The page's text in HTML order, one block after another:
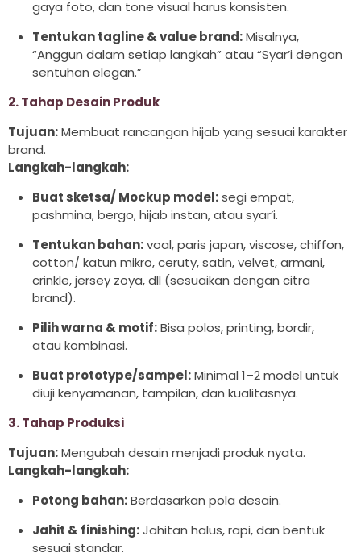
gaya foto, dan tone visual harus konsisten.
Tentukan tagline & value brand:Misalnya,
“Anggun dalam setiap langkah” atau “Syar’i dengan
sentuhan elegan.”
2. Tahap Desain Produk
Tujuan:Membuat rancangan hijab yang sesuai karakter
brand.
Langkah-langkah:
Buat sketsa/ Mockup model:segi empat,
pashmina, bergo, hijab instan, atau syar’i.
Tentukan bahan:voal, paris japan, viscose, chiffon,
cotton/ katun mikro, ceruty, satin, velvet, armani,
crinkle, jersey zoya, dll (sesuaikan dengan citra
brand).
Pilih warna & motif:Bisa polos, printing, bordir,
atau kombinasi.
Buat prototype/sampel:Minimal 1–2 model untuk
diuji kenyamanan, tampilan, dan kualitasnya.
3. Tahap Produksi
Tujuan:Mengubah desain menjadi produk nyata.
Langkah-langkah:
Potong bahan:Berdasarkan pola desain.
Jahit & finishing:Jahitan halus, rapi, dan bentuk
sesuai standar.